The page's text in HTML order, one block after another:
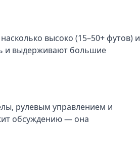
высоко (15–50+ футов) и
и выдерживают большие
рулевым управлением и
обсуждению — она